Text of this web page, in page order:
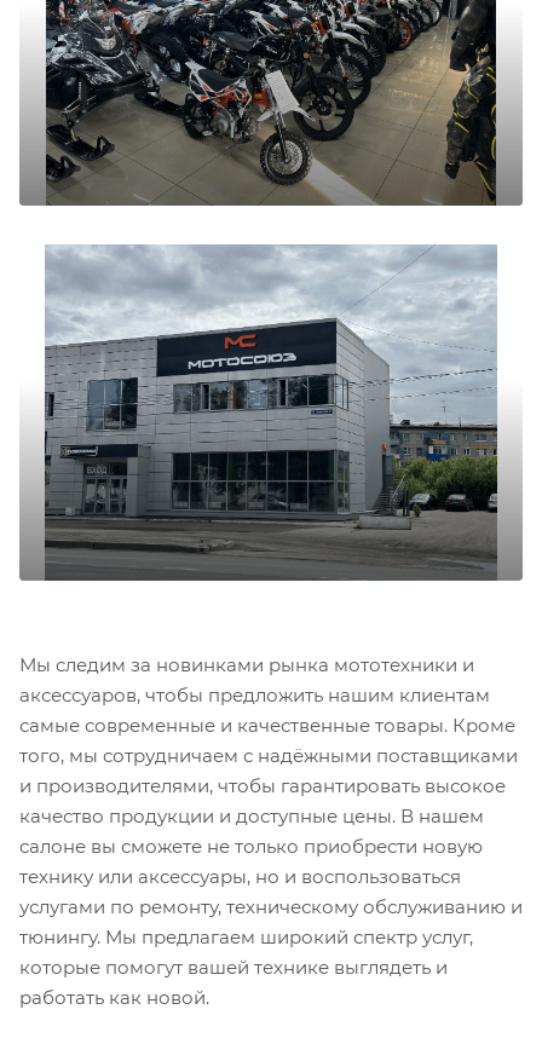
Мы следим за новинками рынка мототехники и
аксессуаров, чтобы предложить нашим клиентам
самые современные и качественные товары. Кроме
того, мы сотрудничаем с надёжными поставщиками
и производителями, чтобы гарантировать высокое
качество продукции и доступные цены. В нашем
салоне вы сможете не только приобрести новую
технику или аксессуары, но и воспользоваться
услугами по ремонту, техническому обслуживанию и
тюнингу. Мы предлагаем широкий спектр услуг,
которые помогут вашей технике выглядеть и
работать как новой.